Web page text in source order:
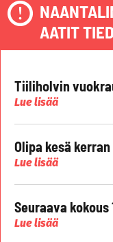
AATIT
Tiiliholvin
Lue lisää
Olipa kesä
Lue lisää
Seuraava kokous
Lue lisää